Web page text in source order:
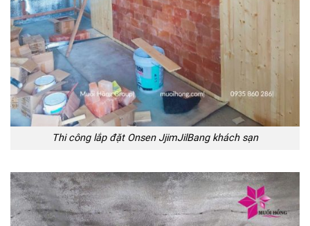
Thi công lắp đặt Onsen JjimJilBang khách sạn